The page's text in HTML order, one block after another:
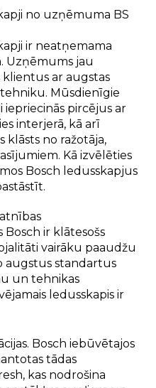
no uzņēmuma BS
ir neatņemama
Uzņēmums jau
ar augstas
Mūsdienīgie
pircējus ar
interjerā, kā arī
klāsts no ražotāja,
Kā izvēlēties
Bosch ledusskapjus
ir klātesošs
vairāku paaudžu
augstus standartus
un tehnikas
ledusskapis ir
Bosch iebūvētajos
tādas
kas nodrošina